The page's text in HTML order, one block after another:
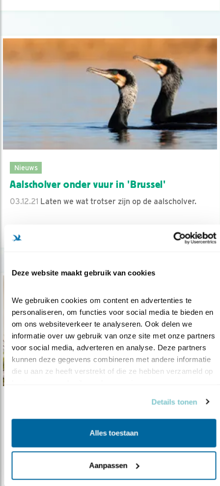
Deze website maakt gebruik van cookies
We gebruiken cookies om content en advertenties te
personaliseren, om functies voor social media te bieden en
om ons websiteverkeer te analyseren. Ook delen we
informatie over uw gebruik van onze site met onze partners
voor social media, adverteren en analyse. Deze partners
kunnen deze gegevens combineren met andere informatie
die u aan ze heeft verstrekt of die ze hebben verzameld op
Details tonen
Alles toestaan
Aanpassen
Nieuws
Aalscholver onder vuur in 'Brussel'
03.12.21 Laten we wat trotser zijn op de aalscholver.
Expositie IJsselmeernatuur
Vogelbescherming opent expositie over
IJsselmeernatuur op Forteiland Pampus
lees meer